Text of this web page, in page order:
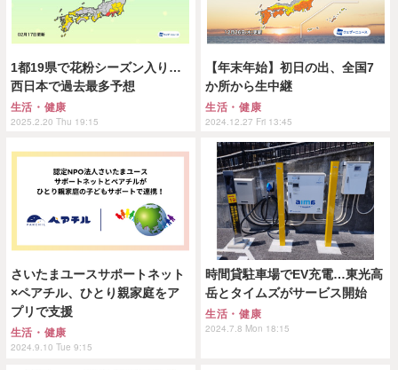
1都19県で花粉シーズン入り…
西日本で過去最多予想
生活・健康
2025.2.20 Thu 19:15
【年末年始】初日の出、全国7
か所から生中継
生活・健康
2024.12.27 Fri 13:45
さいたまユースサポートネット
×ペアチル、ひとり親家庭をア
プリで支援
生活・健康
2024.9.10 Tue 9:15
時間貸駐車場でEV充電…東光高
岳とタイムズがサービス開始
生活・健康
2024.7.8 Mon 18:15